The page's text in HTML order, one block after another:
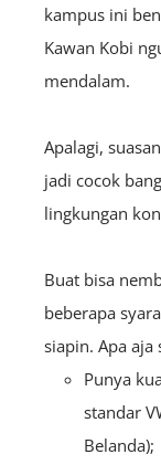
kampus ini
Kawan Kobi
mendalam.
Apalagi,
jadi cocok
lingkungan
Buat bisa
beberapa
siapin. Apa aja
Punya
standar
Belanda);